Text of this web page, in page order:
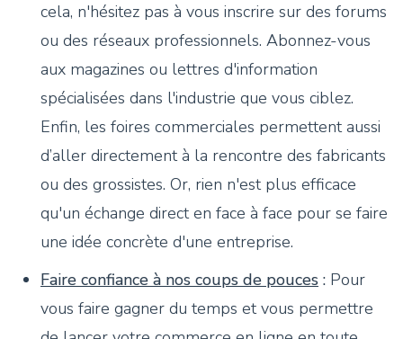
cela, n'hésitez pas à vous inscrire sur des forums
ou des réseaux professionnels. Abonnez-vous
aux magazines ou lettres d'information
spécialisées dans l'industrie que vous ciblez.
Enfin, les foires commerciales permettent aussi
d’aller directement à la rencontre des fabricants
ou des grossistes. Or, rien n'est plus efficace
qu'un échange direct en face à face pour se faire
une idée concrète d'une entreprise.
Faire confiance à nos coups de pouces : Pour
vous faire gagner du temps et vous permettre